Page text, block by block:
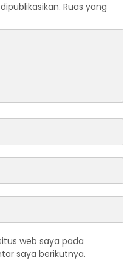
Ruas yang
web saya pada
saya berikutnya.